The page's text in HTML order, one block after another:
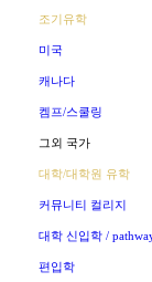
조기유학
미국
캐나다
켐프/스쿨링
그외 국가
대학/대학원 유학
커뮤니티 컬리지
대학 신입학 /
편입학